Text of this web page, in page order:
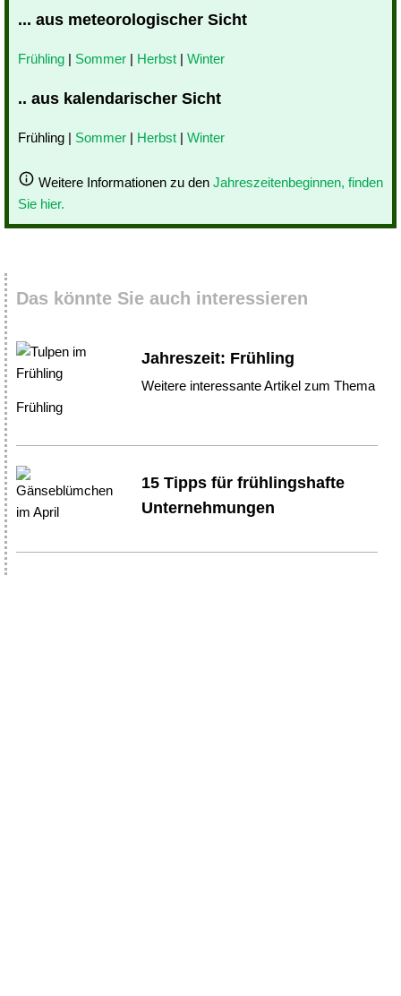
... aus meteorologischer Sicht
Frühling | Sommer | Herbst | Winter
.. aus kalendarischer Sicht
Frühling | Sommer | Herbst | Winter
Weitere Informationen zu den Jahreszeitenbeginnen, finden
Sie hier.
Das könnte Sie auch interessieren
Jahreszeit: Frühling
Weitere interessante Artikel zum Thema
Frühling
15 Tipps für frühlingshafte
Unternehmungen